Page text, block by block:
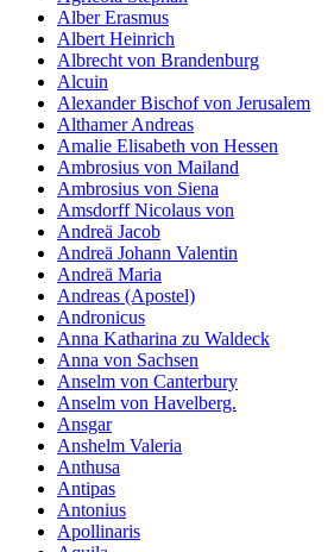
Alber Erasmus
Albert Heinrich
Albrecht von Brandenburg
Alcuin
Alexander Bischof von Jerusalem
Althamer Andreas
Amalie Elisabeth von Hessen
Ambrosius von Mailand
Ambrosius von Siena
Amsdorff Nicolaus von
Andreä Jacob
Andreä Johann Valentin
Andreä Maria
Andreas (Apostel)
Andronicus
Anna Katharina zu Waldeck
Anna von Sachsen
Anselm von Canterbury
Anselm von Havelberg.
Ansgar
Anshelm Valeria
Anthusa
Antipas
Antonius
Apollinaris
der Website
auf Basis der
Nutzung
verbessern.
Erfahrung
Damit unsere
Website
während
Ihres Besuchs
so gut wie
möglich
funktioniert.
Wenn Sie
diese Cookies
ablehnen,
verschwinden
einige
Funktionen
von der
Website.